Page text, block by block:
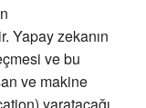
Yapay zekanın
ve bu
ve makine